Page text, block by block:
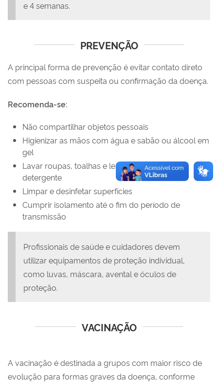
e 4 semanas.
PREVENÇÃO
A principal forma de prevenção é evitar contato direto
com pessoas com suspeita ou confirmação da doença.
Recomenda-se:
Não compartilhar objetos pessoais
Higienizar as mãos com água e sabão ou álcool em
gel
Lavar roupas, toalhas e lençóis com água e
detergente
Limpar e desinfetar superfícies
Cumprir isolamento até o fim do período de
transmissão
Profissionais de saúde e cuidadores devem
utilizar equipamentos de proteção individual,
como luvas, máscara, avental e óculos de
proteção.
VACINAÇÃO
A vacinação é destinada a grupos com maior risco de
evolução para formas graves da doença, conforme